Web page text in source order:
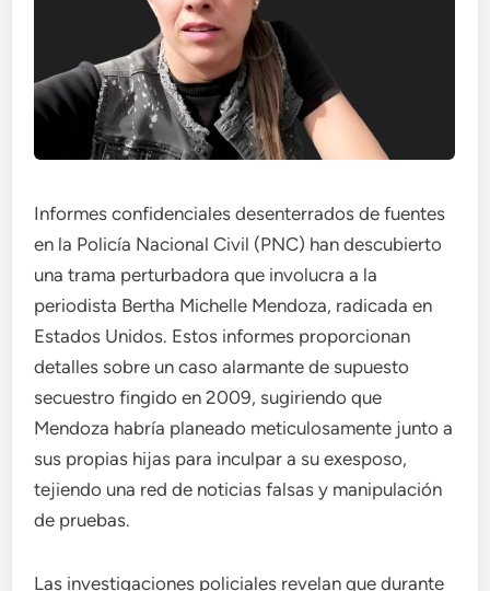
Informes confidenciales desenterrados de fuentes
en la Policía Nacional Civil (PNC) han descubierto
una trama perturbadora que involucra a la
periodista Bertha Michelle Mendoza, radicada en
Estados Unidos. Estos informes proporcionan
detalles sobre un caso alarmante de supuesto
secuestro fingido en 2009, sugiriendo que
Mendoza habría planeado meticulosamente junto a
sus propias hijas para inculpar a su exesposo,
tejiendo una red de noticias falsas y manipulación
de pruebas.
Las investigaciones policiales revelan que durante